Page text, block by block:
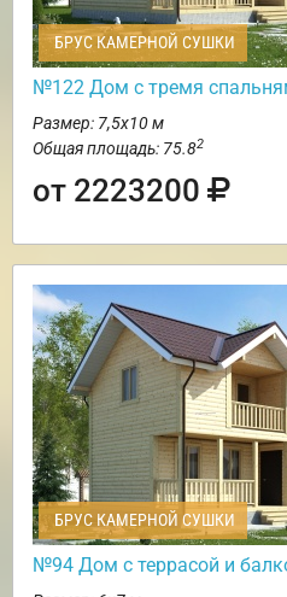
БРУС КАМЕРНОЙ СУШКИ
№122 Дом с тремя
Размер: 7,5х10 м
Общая площадь: 75.82
от 2223200
БРУС КАМЕРНОЙ СУШКИ
№94 Дом с террасой и